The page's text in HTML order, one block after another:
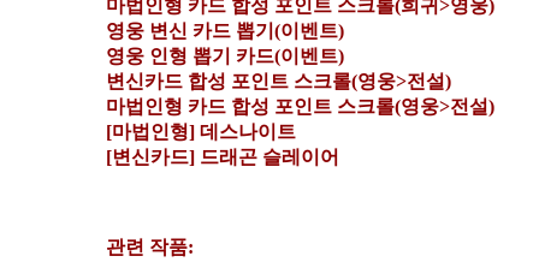
마법인형 카드 합성 포인트 스크롤(희귀>영웅)
영웅 변신 카드 뽑기(이벤트)
영웅 인형 뽑기 카드(이벤트)
변신카드 합성 포인트 스크롤(영웅>전설)
마법인형 카드 합성 포인트 스크롤(영웅>전설)
[마법인형] 데스나이트
[변신카드] 드래곤 슬레이어
관련 작품: